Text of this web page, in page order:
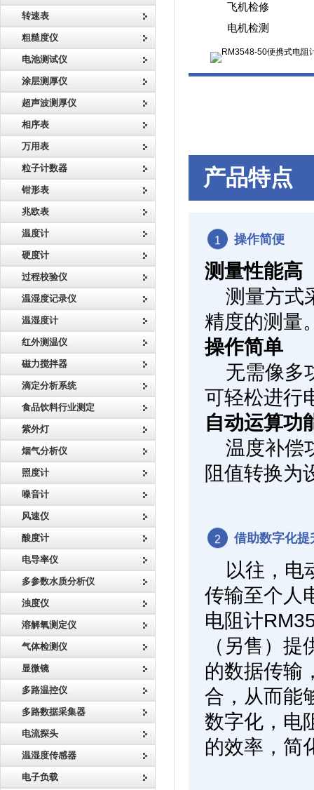
转速表
粗糙度仪
电池测试仪
涂层测厚仪
超声波测厚仪
相序表
万用表
粒子计数器
钳形表
兆欧表
温度计
硬度计
过程校验仪
温湿度记录仪
温湿度计
红外测温仪
磁力搅拌器
滴定分析系统
食品饮料行业测定
紫外灯
烟气分析仪
照度计
噪音计
风速仪
酸度计
电导率仪
多参数水质分析仪
浊度仪
溶解氧测定仪
气体检测仪
显微镜
多路温控仪
多路数据采集器
电流探头
温湿度传感器
电子负载
飞机检修
电机检测
产品特点
1 操作简便
测量性能高
测量方式
精度的测量
操作简单
无需像多
可轻松进行
自动运算功
温度补偿
阻值转换为
2 借助数字化提
以往，电
传输至个人
电阻计
（另售）
的数据传输
合，从而能
数字化，电
的效率，简